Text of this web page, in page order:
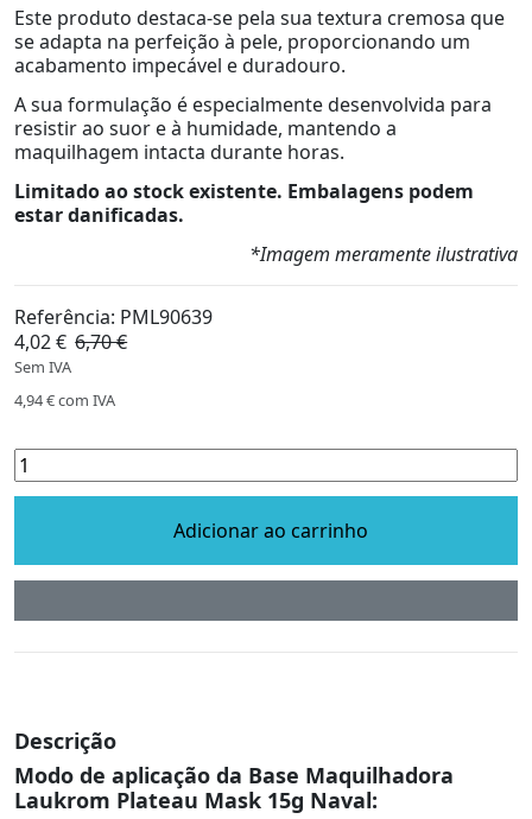
Este produto destaca-se pela sua textura cremosa que
se adapta na perfeição à pele, proporcionando um
acabamento impecável e duradouro.
A sua formulação é especialmente desenvolvida para
resistir ao suor e à humidade, mantendo a
maquilhagem intacta durante horas.
Limitado ao stock existente. Embalagens podem
estar danificadas.
*Imagem meramente ilustrativa
Referência: PML90639
4,02 € 6,70 €
Sem IVA
4,94 €com IVA
Adicionar ao carrinho
Descrição
Modo de aplicação da Base Maquilhadora
Laukrom Plateau Mask 15g Naval: